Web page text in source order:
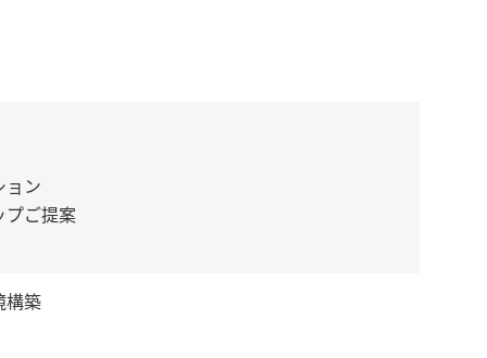
ョン
プご提案
構築